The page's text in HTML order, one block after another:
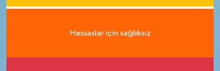
Hassaslar için sağlıksız